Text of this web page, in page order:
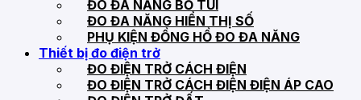
ĐO ĐA NĂNG BỎ TÚI
ĐO ĐA NĂNG HIỂN THỊ SỐ
PHỤ KIỆN ĐỒNG HỒ ĐO ĐA NĂNG
Thiết bị đo điện trở
ĐO ĐIỆN TRỞ CÁCH ĐIỆN
ĐO ĐIỆN TRỞ CÁCH ĐIỆN ĐIỆN ÁP CAO